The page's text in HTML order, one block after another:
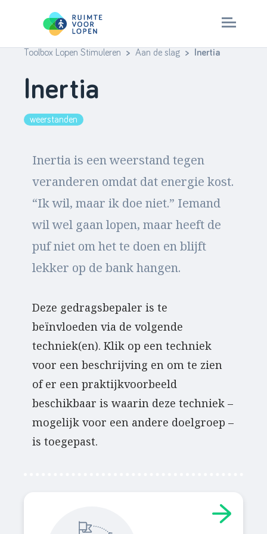
content
> ruimtevoorlopen.nl
Toolbox Lopen Stimuleren > Aan de slag > Inertia
Inertia
weerstanden
Inertia is een weerstand tegen
veranderen omdat dat energie kost.
“Ik wil, maar ik doe niet.” Iemand
wil wel gaan lopen, maar heeft de
puf niet om het te doen en blijft
lekker op de bank hangen.
Deze gedragsbepaler is te
beïnvloeden via de volgende
techniek(en). Klik op een techniek
voor een beschrijving en om te zien
of er een praktijkvoorbeeld
beschikbaar is waarin deze techniek –
mogelijk voor een andere doelgroep –
is toegepast.